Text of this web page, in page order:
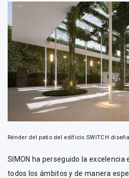
Rénder del patio del edificio SWITCH
SIMON ha perseguido la excelencia
todos los ámbitos y de manera